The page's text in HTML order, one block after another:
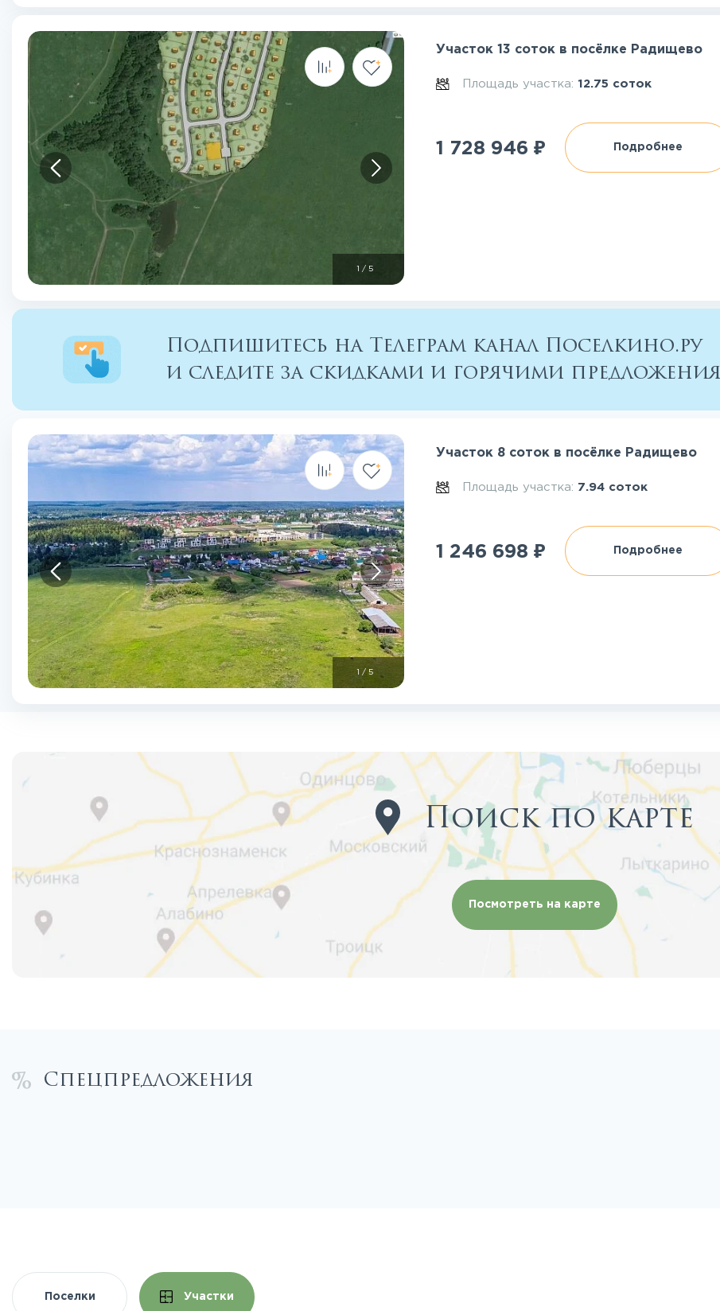
/5
Участок 13 соток в посёлке Радищево
Площадь участка:12.75 соток
1 728 946 ₽ Подробнее
Подпишитесь на Телеграм канал Поселкино.ру
и следите за скидками и горячими
/ 5
Участок 8 соток в посёлке Радищево
Площадь участка: 7.94 соток
1 246 698 ₽ Подробнее
Поиск по карте
Посмотреть на карте
Спецпредложения
Поселки Участки